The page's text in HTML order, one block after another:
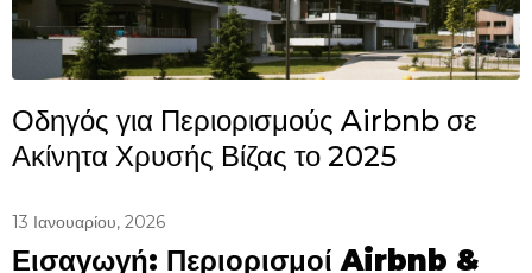
Οδηγός για Περιορισμούς Airbnb σε
Ακίνητα Χρυσής Βίζας το 2025
13 Ιανουαρίου, 2026
Εισαγωγή: Περιορισμοί Airbnb &